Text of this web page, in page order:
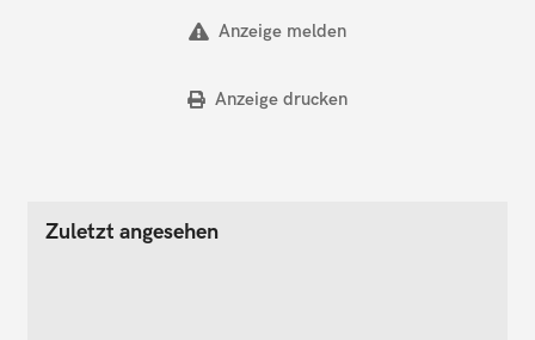
Anzeige melden
Anzeige drucken
Zuletzt angesehen